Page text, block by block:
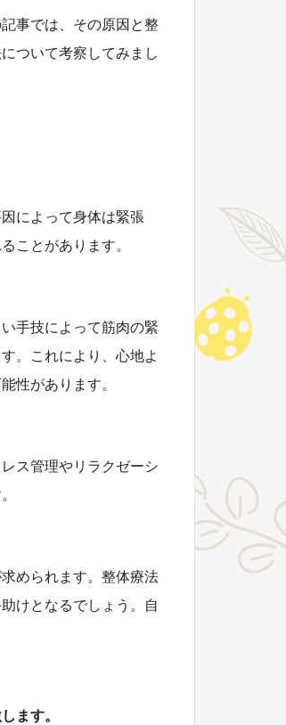
記事では、その原因と整
ついて考察してみまし
によって身体は緊張
ことがあります。
手技によって筋肉の緊
。これにより、心地よ
性があります。
ス管理やリラクゼーシ
められます。整体療法
けとなるでしょう。自
ます。